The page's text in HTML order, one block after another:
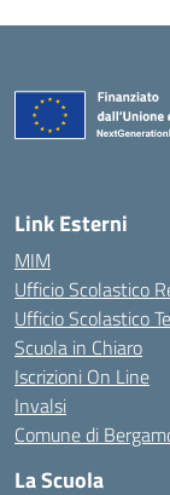
Link Esterni
MIM
Ufficio Scolastico
Ufficio Scolastico
Scuola in Chiaro
Iscrizioni On Line
Invalsi
Comune di
La Scuola